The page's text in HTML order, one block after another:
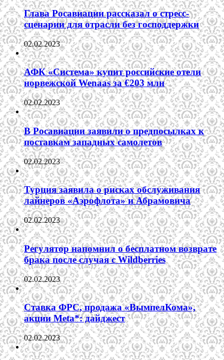
Глава Росавиации рассказал о стресс-
сценарии для отрасли без господдержки
02.02.2023
АФК «Система» купит российские отели
норвежской Wenaas за €203 млн
02.02.2023
В Росавиации заявили о предпосылках к
поставкам западных самолетов
02.02.2023
Турция заявила о рисках обслуживания
лайнеров «Аэрофлота» и Абрамовича
02.02.2023
Регулятор напомнил о бесплатном возврате
брака после случая с Wildberries
02.02.2023
Ставка ФРС, продажа «ВымпелКома»,
акции Meta*: дайджест
02.02.2023